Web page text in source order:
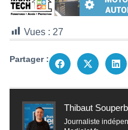
Vues : 27
Partager :
Thibaut
Journaliste